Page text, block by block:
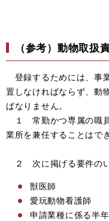
（参考）動物取扱
登録するためには、事
置しなければならず、動
ばなりません。
１ 常勤かつ専属の職
業所を兼任することはで
２ 次に掲げる要件の
獣医師
愛玩動物看護師
申請業種に係る半